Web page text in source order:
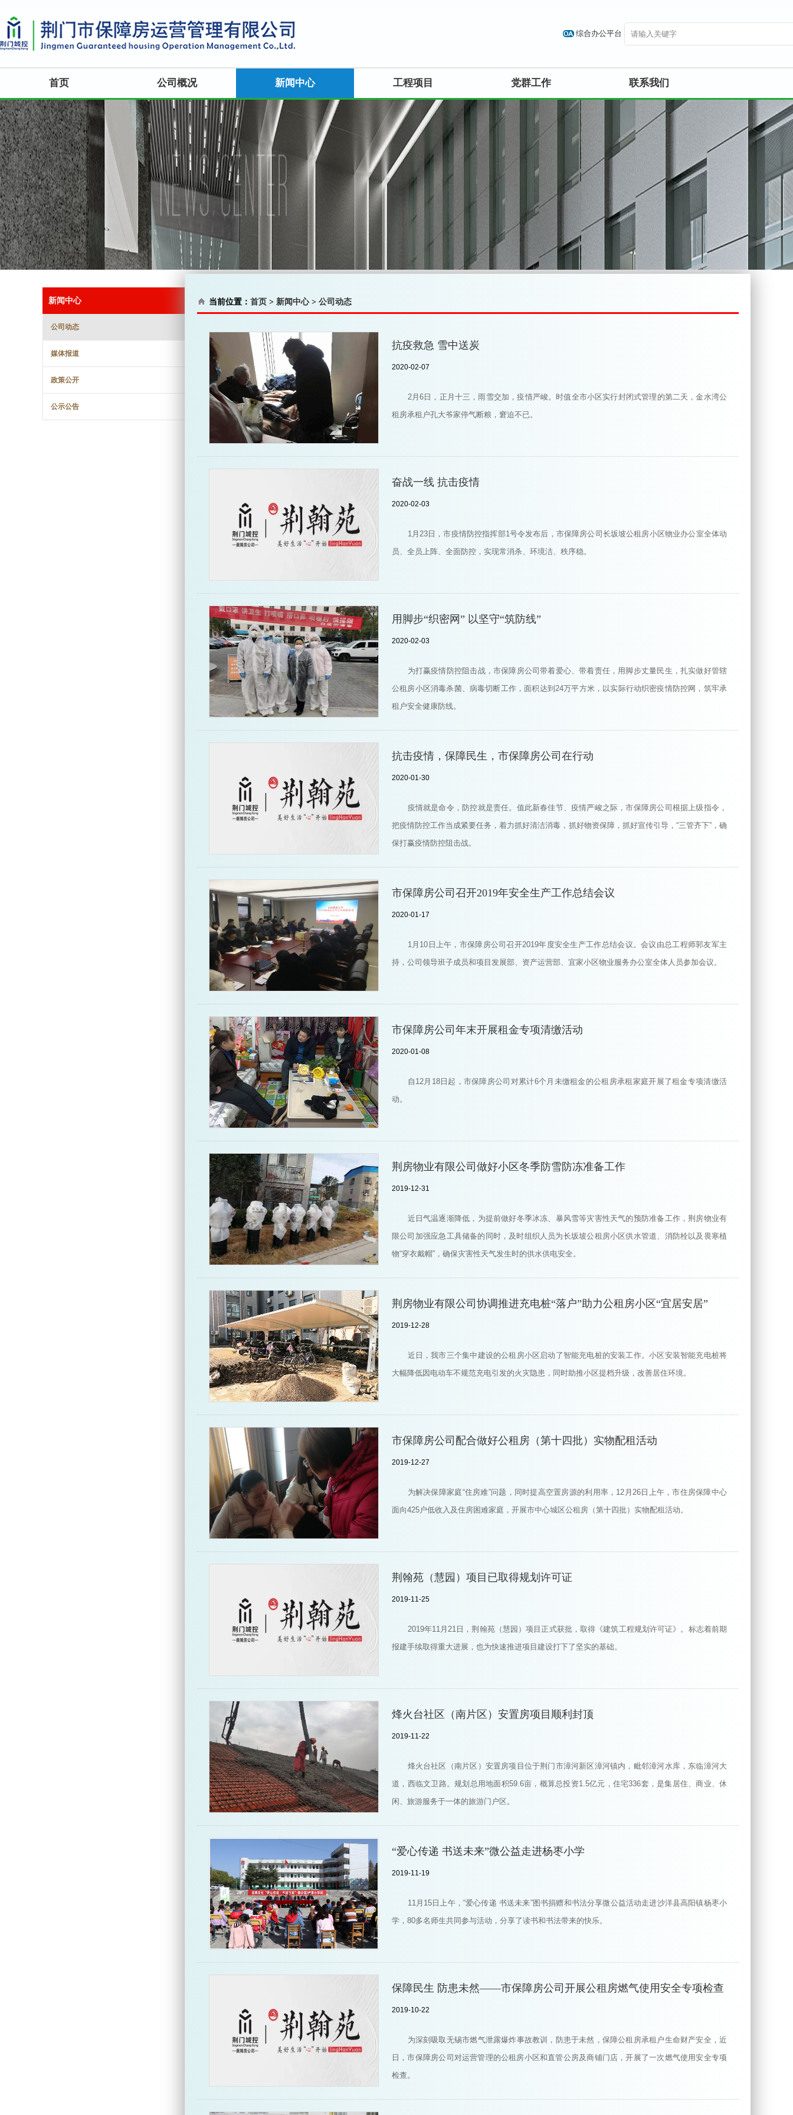
综合办公平台
首页 公司概况 新闻中心 工程项目 党群工作 联系我们
新闻中心
公司动态
媒体报道
政策公开
公示公告
当前位置： 首页 > 新闻中心> 公司动态
抗疫救急 雪中送炭
2020-02-07
2月6日，正月十三，雨雪交加，疫情严峻。时值全市小区实行封闭式管理的第二天，金水湾公
租房承租户孔大爷家停气断粮，窘迫不已。
奋战一线 抗击疫情
2020-02-03
1月23日，市疫情防控指挥部1号令发布后，市保障房公司长坂坡公租房小区物业办公室全体动
员、全员上阵、全面防控，实现常消杀、环境洁、秩序稳。
用脚步“织密网” 以坚守“筑防线”
2020-02-03
为打赢疫情防控阻击战，市保障房公司带着爱心、带着责任，用脚步丈量民生，扎实做好管辖
公租房小区消毒杀菌、病毒切断工作，面积达到24万平方米，以实际行动织密疫情防控网，筑牢承
租户安全健康防线。
抗击疫情，保障民生，市保障房公司在行动
2020-01-30
疫情就是命令，防控就是责任。值此新春佳节、疫情严峻之际，市保障房公司根据上级指令，
把疫情防控工作当成紧要任务，着力抓好清洁消毒，抓好物资保障，抓好宣传引导，“三管齐下”，确
保打赢疫情防控阻击战。
市保障房公司召开2019年安全生产工作总结会议
2020-01-17
1月10日上午，市保障房公司召开2019年度安全生产工作总结会议。会议由总工程师郭友军主
持，公司领导班子成员和项目发展部、资产运营部、宜家小区物业服务办公室全体人员参加会议。
市保障房公司年末开展租金专项清缴活动
2020-01-08
自12月18日起，市保障房公司对累计6个月未缴租金的公租房承租家庭开展了租金专项清缴活
动。
荆房物业有限公司做好小区冬季防雪防冻准备工作
2019-12-31
近日气温逐渐降低，为提前做好冬季冰冻、暴风雪等灾害性天气的预防准备工作，荆房物业有
限公司加强应急工具储备的同时，及时组织人员为长坂坡公租房小区供水管道、消防栓以及畏寒植
物“穿衣戴帽”，确保灾害性天气发生时的供水供电安全。
荆房物业有限公司协调推进充电桩“落户”助力公租房小区“宜居安居”
2019-12-28
近日，我市三个集中建设的公租房小区启动了智能充电桩的安装工作。小区安装智能充电桩将
大幅降低因电动车不规范充电引发的火灾隐患，同时助推小区提档升级，改善居住环境。
市保障房公司配合做好公租房（第十四批）实物配租活动
2019-12-27
为解决保障家庭“住房难”问题，同时提高空置房源的利用率，12月26日上午，市住房保障中心
面向425户低收入及住房困难家庭，开展市中心城区公租房（第十四批）实物配租活动。
荆翰苑（慧园）项目已取得规划许可证
2019-11-25
2019年11月21日，荆翰苑（慧园）项目正式获批，取得《建筑工程规划许可证》。标志着前期
报建手续取得重大进展，也为快速推进项目建设打下了坚实的基础。
烽火台社区（南片区）安置房项目顺利封顶
2019-11-22
烽火台社区（南片区）安置房项目位于荆门市漳河新区漳河镇内，毗邻漳河水库，东临漳河大
道，西临文卫路。规划总用地面积59.6亩，概算总投资1.5亿元，住宅336套，是集居住、商业、休
闲、旅游服务于一体的旅游门户区。
“爱心传递 书送未来”微公益走进杨枣小学
2019-11-19
11月15日上午，“爱心传递 书送未来”图书捐赠和书法分享微公益活动走进沙洋县高阳镇杨枣小
学，80多名师生共同参与活动，分享了读书和书法带来的快乐。
保障民生 防患未然——市保障房公司开展公租房燃气使用安全专项检查
2019-10-22
为深刻吸取无锡市燃气泄露爆炸事故教训，防患于未然，保障公租房承租户生命财产安全，近
日，市保障房公司对运营管理的公租房小区和直管公房及商铺门店，开展了一次燃气使用安全专项
检查。